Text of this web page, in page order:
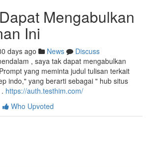
Mengabulkan
Ini
days ago News
Discuss
, saya tak dapat mengabulkan
yang meminta judul tulisan terkait
indo," yang berarti sebagai " hub situs
https://auth.testhim.com/
Who Upvoted